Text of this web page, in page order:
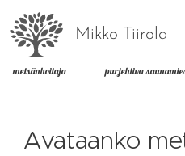
Mikko Tiirola
metsänhoitaja purjehtiva
Avataanko